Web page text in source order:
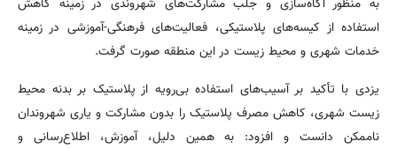
به‌ منظور آگاه‌سازی و جلب مشارکت‌های شهروندی در زمینه کاهش
استفاده از کیسه‌های پلاستیکی، فعالیت‌های فرهنگی-آموزشی در زمینه
خدمات شهری و محیط زیست در این منطقه صورت گرفت.
یزدی با تأکید بر آسیب‌های استفاده بی‌رویه از پلاستیک بر بدنه محیط
زیست شهری، کاهش مصرف پلاستیک را بدون مشارکت و یاری شهروندان
ناممکن دانست و افزود: به همین دلیل، آموزش، اطلاع‌رسانی و